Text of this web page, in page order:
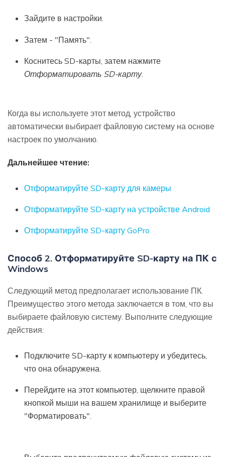
Зайдите в настройки.
Затем - "Память".
Коснитесь SD-карты, затем нажмите
Отформатировать SD-карту.
Когда вы используете этот метод, устройство
автоматически выбирает файловую систему на основе
настроек по умолчанию.
Дальнейшее чтение:
Отформатируйте SD-карту для камеры
Отформатируйте SD-карту на устройстве Android
Отформатируйте SD-карту GoPro
Способ 2. Отформатируйте SD-карту на ПК с
Windows
Следующий метод предполагает использование ПК.
Преимущество этого метода заключается в том, что вы
выбираете файловую систему. Выполните следующие
действия:
Подключите SD-карту к компьютеру и убедитесь,
что она обнаружена.
Перейдите на этот компьютер, щелкните правой
кнопкой мыши на вашем хранилище и выберите
"Форматировать".